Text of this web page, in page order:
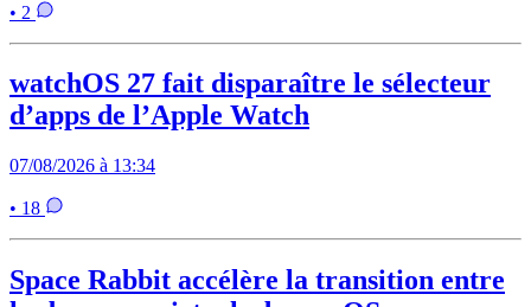
• 2
watchOS 27 fait disparaître le sélecteur
d’apps de l’Apple Watch
07/08/2026 à 13:34
• 18
Space Rabbit accélère la transition entre